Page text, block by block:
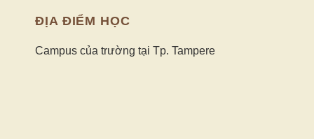
ĐỊA ĐIỂM HỌC
Campus của trường tại Tp. Tampere